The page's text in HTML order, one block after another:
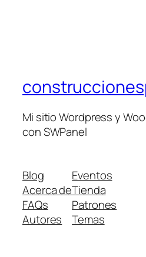
Mi sitio Wordpress y
con SWPanel
Blog
Acerca de
FAQs
Autores
Eventos
Tienda
Patrones
Temas